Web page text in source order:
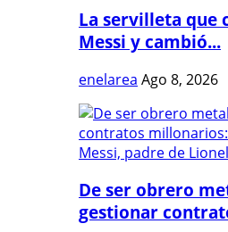
La servilleta que
Messi y cambió...
enelarea Ago 8, 2026
De ser obrero
gestionar